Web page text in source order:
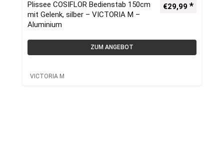
Plissee COSIFLOR Bedienstab 150cm
mit Gelenk, silber – VICTORIA M –
Aluminium
€29,99
ZUM ANGEBOT
VICTORIA M